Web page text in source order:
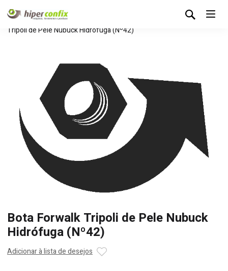
Início Loja Hipertintas
Bota Forwalk
Tripoli de Pele Nubuck Hidrófuga (Nº42)
Bota Forwalk Tripoli de Pele Nubuck
Hidrófuga (Nº42)
Adicionar à lista de desejos